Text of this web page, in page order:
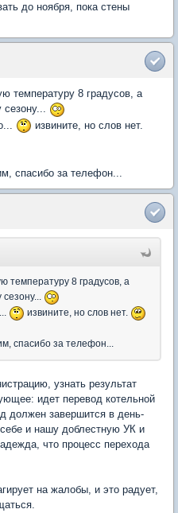
до ноября, пока стены
температуру 8 градусов, а
сезону...
извините, но слов нет.
спасибо за телефон...
температуру 8 градусов, а
сезону...
извините, но слов нет.
спасибо за телефон...
узнать результат
идет перевод котельной
должен завершится в день-
и нашу доблестную УК и
что процесс перехода
на жалобы, и это радует,